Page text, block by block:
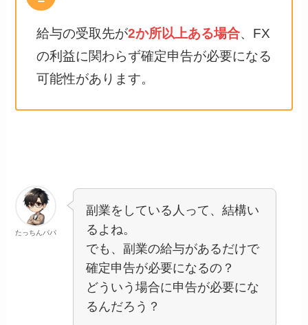
給与の受取先が2か所以上ある場合、FX
の利益に関わらず確定申告が必要になる
可能性があります。
たっちんパパ
副業をしている人って、結構い
るよね。
でも、副業の給与があるだけで
確定申告が必要になるの？
どういう場合に申告が必要にな
るんだろう？